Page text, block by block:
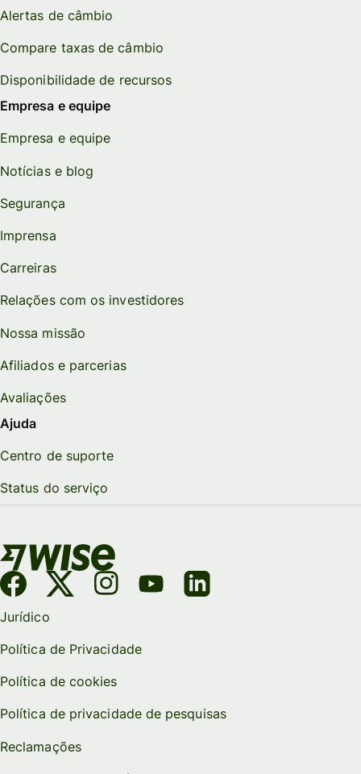
Alertas de câmbio
Compare taxas de câmbio
Disponibilidade de recursos
Empresa e equipe
Empresa e equipe
Notícias e blog
Segurança
Imprensa
Carreiras
Relações com os investidores
Nossa missão
Afiliados e parcerias
Avaliações
Ajuda
Centro de suporte
Status do serviço
Jurídico
Política de Privacidade
Política de cookies
Política de privacidade de pesquisas
Reclamações